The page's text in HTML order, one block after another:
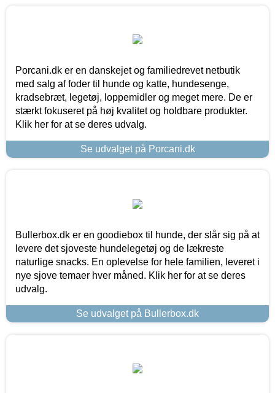
Porcani.dk er en danskejet og familiedrevet netbutik
med salg af foder til hunde og katte, hundesenge,
kradsebræt, legetøj, loppemidler og meget mere. De er
stærkt fokuseret på høj kvalitet og holdbare produkter.
Klik her for at se deres udvalg.
Se udvalget på Porcani.dk
Bullerbox.dk er en goodiebox til hunde, der slår sig på at
levere det sjoveste hundelegetøj og de lækreste
naturlige snacks. En oplevelse for hele familien, leveret i
nye sjove temaer hver måned. Klik her for at se deres
udvalg.
Se udvalget på Bullerbox.dk